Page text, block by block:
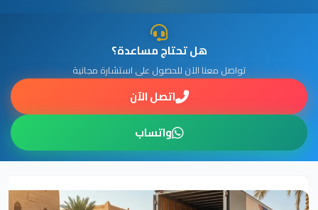
هل تحتاج مساعدة؟
تواصل معنا الآن للحصول على استشارة مجانية
اتصل الآن
واتساب